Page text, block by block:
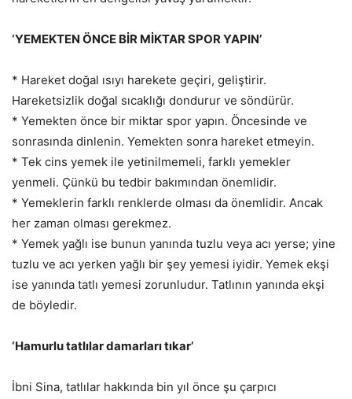
‘YEMEKTEN ÖNCE BİR MİKTAR SPOR YAPIN’
* Hareket doğal ısıyı harekete geçiri, geliştirir.
Hareketsizlik doğal sıcaklığı dondurur ve söndürür.
* Yemekten önce bir miktar spor yapın. Öncesinde ve
sonrasında dinlenin. Yemekten sonra hareket etmeyin.
* Tek cins yemek ile yetinilmemeli, farklı yemekler
yenmeli. Çünkü bu tedbir bakımından önemlidir.
* Yemeklerin farklı renklerde olması da önemlidir. Ancak
her zaman olması gerekmez.
* Yemek yağlı ise bunun yanında tuzlu veya acı yerse; yine
tuzlu ve acı yerken yağlı bir şey yemesi iyidir. Yemek ekşi
ise yanında tatlı yemesi zorunludur. Tatlının yanında ekşi
de böyledir.
‘Hamurlu tatlılar damarları tıkar’
İbni Sina, tatlılar hakkında bin yıl önce şu çarpıcı